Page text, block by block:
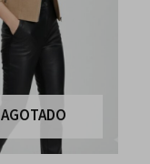
AGOTADO